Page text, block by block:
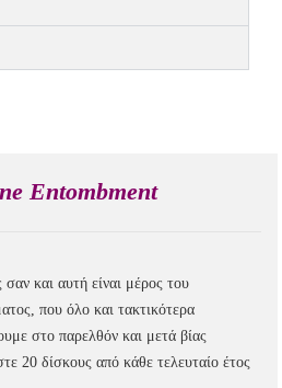
Entombment
σαν και αυτή είναι μέρος του
που όλο και τακτικότερα
στο παρελθόν και μετά βίας
20 δίσκους από κάθε τελευταίο έτος